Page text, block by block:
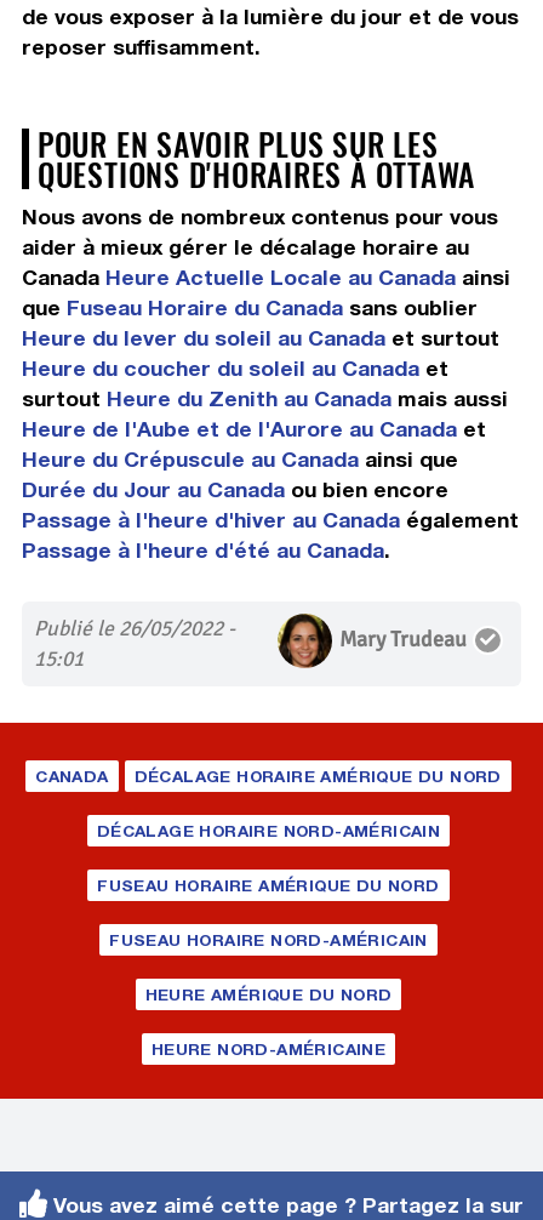
de vous exposer à la lumière du jour et de vous
reposer suffisamment.
POUR EN SAVOIR PLUS SUR LES
QUESTIONS D'HORAIRES À OTTAWA
Nous avons de nombreux contenus pour vous
aider à mieux gérer le décalage horaire au
Canada Heure Actuelle Locale au Canadaainsi
que Fuseau Horaire du Canadasans oublier
Heure du lever du soleil au Canadaet surtout
Heure du coucher du soleil au Canadaet
surtout Heure du Zenith au Canadamais aussi
Heure de l'Aube et de l'Aurore au Canadaet
Heure du Crépuscule au Canadaainsi que
Durée du Jour au Canadaou bien encore
Passage à l'heure d'hiver au Canadaégalement
Passage à l'heure d'été au Canada.
Publié le 26/05/2022 -
15:01
Mary Trudeau
CANADA DÉCALAGE HORAIRE AMÉRIQUE DU NORD
DÉCALAGE HORAIRE NORD-AMÉRICAIN
FUSEAU HORAIRE AMÉRIQUE DU NORD
FUSEAU HORAIRE NORD-AMÉRICAIN
HEURE AMÉRIQUE DU NORD
HEURE NORD-AMÉRICAINE
Vous avez aimé cette page ? Partagez la sur